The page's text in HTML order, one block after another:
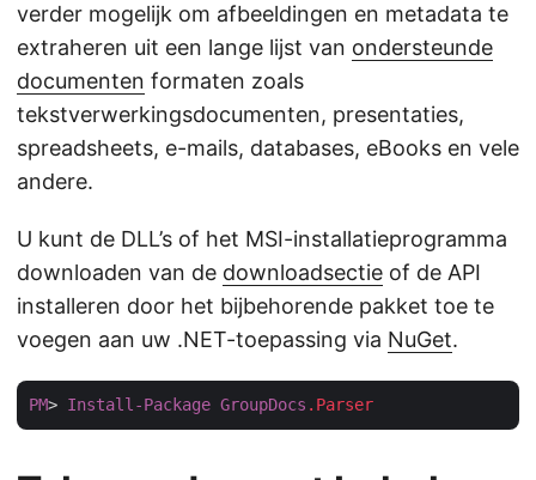
verder mogelijk om afbeeldingen en metadata te
extraheren uit een lange lijst van ondersteunde
documenten formaten zoals
tekstverwerkingsdocumenten, presentaties,
spreadsheets, e-mails, databases, eBooks en vele
andere.
U kunt de DLL’s of het MSI-installatieprogramma
downloaden van de downloadsectie of de API
installeren door het bijbehorende pakket toe te
voegen aan uw .NET-toepassing via NuGet.
PM> Install-Package GroupDocs .Parser